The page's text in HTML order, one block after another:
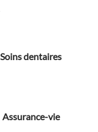
Soins dentaires
Assurance-vie